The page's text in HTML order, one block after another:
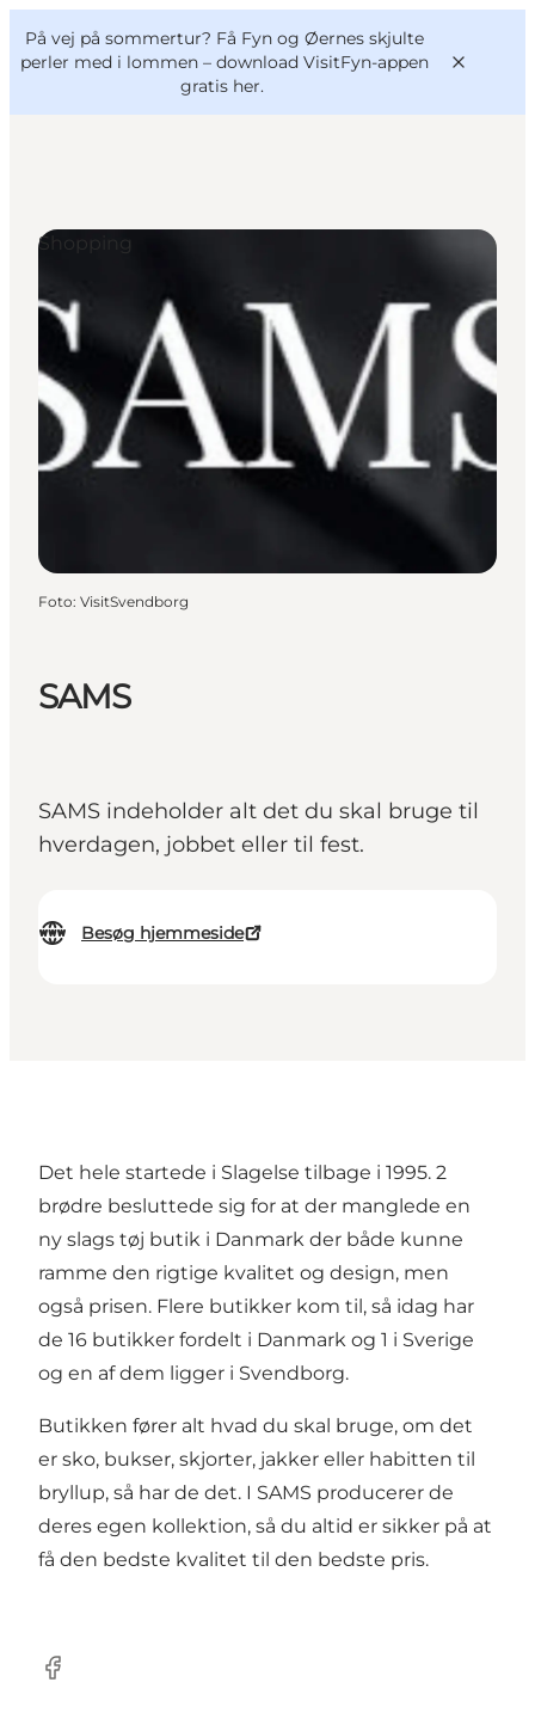
På vej på sommertur? Få Fyn og Øernes skjulte
perler med i lommen – download VisitFyn-appen
gratis her.
Oplevelser
Outdoor
Mad og drikke
Overnatning
Book lokale oplevelser
VisitFyn
Deutsch
SAMS
SAMS indeholder alt det du skal bruge til
hverdagen, jobbet eller til fest.
Besøg hjemmeside
Shopping
Foto: VisitSvendborg
Det hele startede i Slagelse tilbage i 1995. 2
brødre besluttede sig for at der manglede en
ny slags tøj butik i Danmark der både kunne
ramme den rigtige kvalitet og design, men
også prisen. Flere butikker kom til, så idag har
de 16 butikker fordelt i Danmark og 1 i Sverige
og en af dem ligger i Svendborg.
Butikken fører alt hvad du skal bruge, om det
er sko, bukser, skjorter, jakker eller habitten til
bryllup, så har de det. I SAMS producerer de
deres egen kollektion, så du altid er sikker på at
få den bedste kvalitet til den bedste pris.
Facebook